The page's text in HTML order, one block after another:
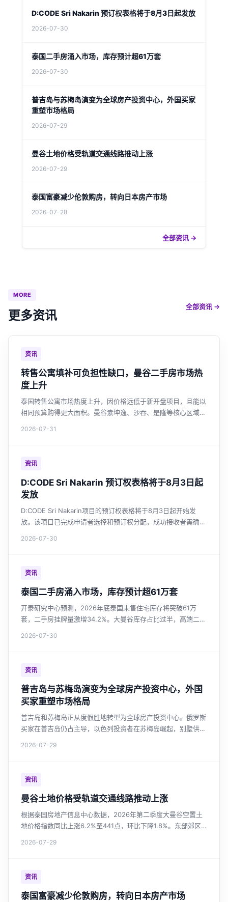
D:CODE Sri Nakarin 预订权表格将于8月3日起发放
2026-07-30
泰国二手房涌入市场，库存预计超61万套
2026-07-30
普吉岛与苏梅岛演变为全球房产投资中心，外国买家
重塑市场格局
2026-07-29
曼谷土地价格受轨道交通线路推动上涨
2026-07-29
泰国富豪减少伦敦购房，转向日本房产市场
2026-07-28
全部资讯 →
MORE
更多资讯
全部资讯 →
资讯
转售公寓填补可负担性缺口，曼谷二手房市场热
度上升
泰国转售公寓市场热度上升，因价格远低于新开盘项目，且能以
相同预算购得更大面积。曼谷素坤逸、沙吞、是隆等核心区域转
2026-07-31
资讯
D:CODE Sri Nakarin 预订权表格将于8月3日起
发放
D:CODE Sri Nakarin项目的预订权表格将于8月3日起开始发
放。该项目已完成申请者选择和预订权分配，成功接收者需确认
2026-07-30
资讯
泰国二手房涌入市场，库存预计超61万套
开泰研究中心预测，2026年底泰国未售住宅库存将突破61万
套，二手房挂牌量激增34.2%。大曼谷库存占比过半，高端二手
2026-07-30
资讯
普吉岛与苏梅岛演变为全球房产投资中心，外国
买家重塑市场格局
普吉岛和苏梅岛正从度假胜地转型为全球房产投资中心。俄罗斯
买家在普吉岛仍占主导，以色列投资者在苏梅岛崛起，别墅供应
2026-07-29
资讯
曼谷土地价格受轨道交通线路推动上涨
根据泰国房地产信息中心数据，2026年第二季度大曼谷空置土
地价格指数同比上涨6.2%至441点，环比下降1.8%。东部郊区
2026-07-29
资讯
泰国富豪减少伦敦购房，转向日本房产市场